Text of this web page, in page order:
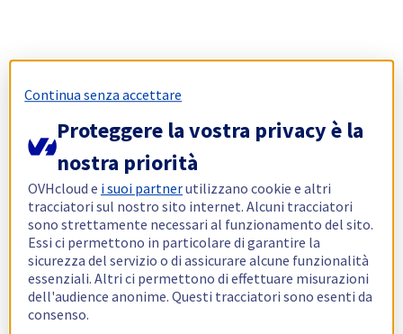
Continua senza accettare
Proteggere la vostra privacy è la
nostra priorità
OVHcloud e i suoi partnerutilizzano cookie e altri
tracciatori sul nostro sito internet. Alcuni tracciatori
sono strettamente necessari al funzionamento del sito.
Essi ci permettono in particolare di garantire la
sicurezza del servizio o di assicurare alcune funzionalità
essenziali. Altri ci permettono di effettuare misurazioni
dell'audience anonime. Questi tracciatori sono esenti da
consenso.